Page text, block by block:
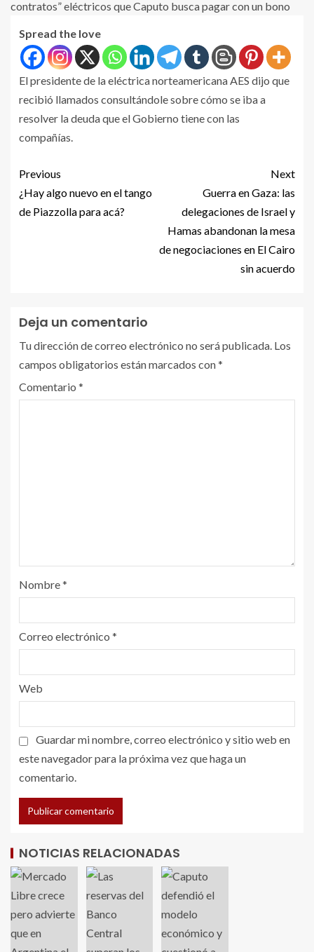
Spread the love
El presidente de la eléctrica norteamericana AES dijo que
recibió llamados consultándole sobre cómo se iba a
resolver la deuda que el Gobierno tiene con las
compañías.
Previous
¿Hay algo nuevo en el tango
de Piazzolla para acá?
Next
Guerra en Gaza: las
delegaciones de Israel y
Hamas abandonan la mesa
de negociaciones en El Cairo
sin acuerdo
Deja un comentario
Tu dirección de correo electrónico no será publicada. Los
campos obligatorios están marcados con*
Comentario *
Nombre*
Correo electrónico *
Web
Guardar mi nombre, correo electrónico y sitio web en
este navegador para la próxima vez que haga un
comentario.
NOTICIAS RELACIONADAS